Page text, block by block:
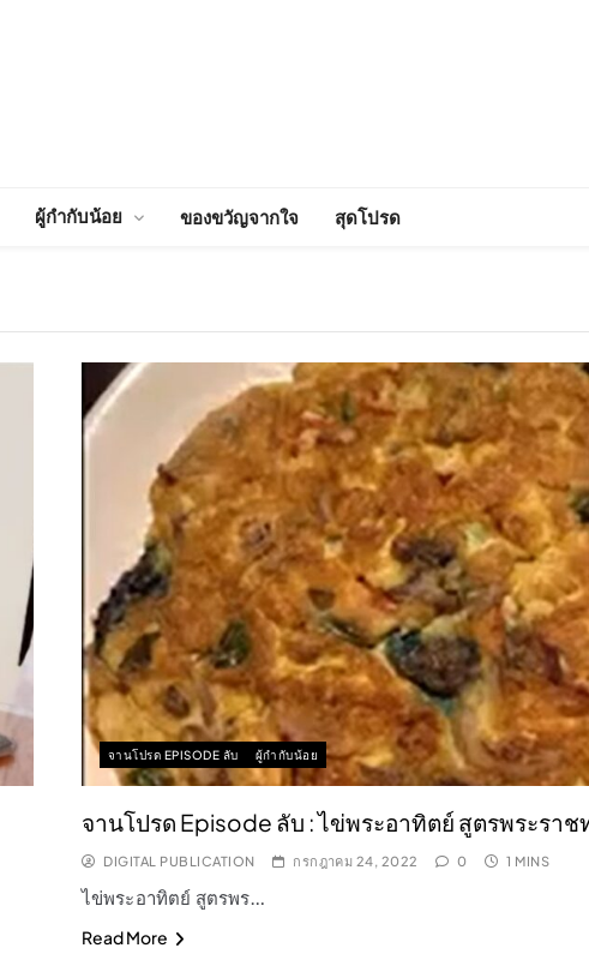
ผู้กำกับน้อย ของขวัญจากใจ สุดโปรด
จานโปรด EPISODE ลับ ผู้กำกับน้อย
จานโปรด Episode ลับ : ไข่พระอาทิตย์ สูตรพระรา
DIGITAL PUBLICATION กรกฎาคม 24, 2022 0 1 MINS
ไข่พระอาทิตย์ สูตรพร…
Read More